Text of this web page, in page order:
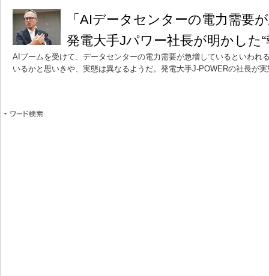
「AIデータセンターの電力需
発電大手Jパワー社長が明かした
AIブームを受けて、データセンターの電力需要が急増しているといわれ
いるかと思いきや、実態は異なるようだ。発電大手J-POWERの社長が